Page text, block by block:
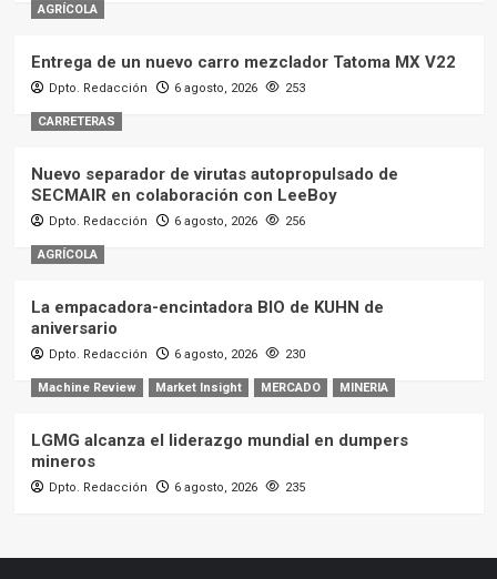
AGRÍCOLA
Entrega de un nuevo carro mezclador Tatoma MX V22
Dpto. Redacción 6 agosto, 2026 253
CARRETERAS
Nuevo separador de virutas autopropulsado de
SECMAIR en colaboración con LeeBoy
Dpto. Redacción 6 agosto, 2026 256
AGRÍCOLA
La empacadora-encintadora BIO de KUHN de
aniversario
Dpto. Redacción 6 agosto, 2026 230
Machine Review Market Insight MERCADO MINERIA
LGMG alcanza el liderazgo mundial en dumpers
mineros
Dpto. Redacción 6 agosto, 2026 235